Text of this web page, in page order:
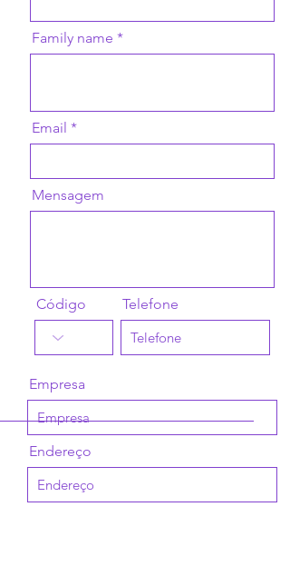
Family name
Email
Mensagem
Código Telefone
Empresa
Endereço